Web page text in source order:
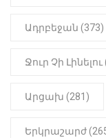
Ադրբեջան (373)
Ջուր Չի Լինելու
Արցախ (281)
Երկրաշարժ